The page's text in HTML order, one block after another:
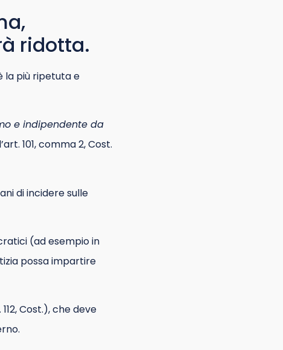
ridotta.
la più ripetuta e
e indipendente da
101, comma 2, Cost.
di incidere sulle
(ad esempio in
possa impartire
Cost.), che deve